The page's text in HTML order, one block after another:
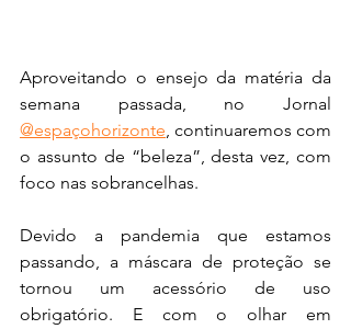
Aproveitando o ensejo da matéria da
@espaçohorizonte, continuaremos com
o assunto de “beleza”, desta vez, com
foco nas sobrancelhas.
Devido a pandemia que estamos
passando, a máscara de proteção se
tornou um acessório de uso
obrigatório. E com o olhar em